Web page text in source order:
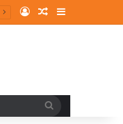
Log InRandom Article
Sidebar